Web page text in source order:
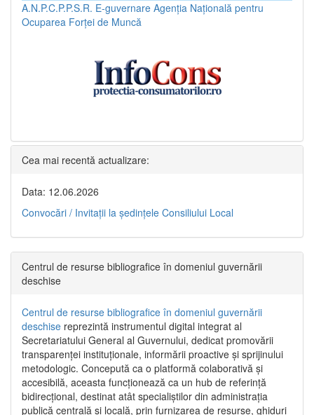
A.N.P.C.P.P.S.R. E-guvernare Agenția Națională pentru
Ocuparea Forței de Muncă
Cea mai recentă actualizare:
Data: 12.06.2026
Convocări / Invitaţii la şedinţele Consiliului Local
Centrul de resurse bibliografice în domeniul guvernării
deschise
Centrul de resurse bibliografice în domeniul guvernării
deschise reprezintă instrumentul digital integrat al
Secretariatului General al Guvernului, dedicat promovării
transparenței instituționale, informării proactive și sprijinului
metodologic. Concepută ca o platformă colaborativă și
accesibilă, aceasta funcționează ca un hub de referință
bidirecțional, destinat atât specialiștilor din administrația
publică centrală și locală, prin furnizarea de resurse, ghiduri